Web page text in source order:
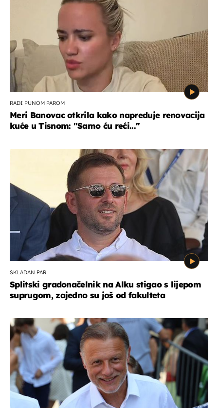
RADI PUNOM PAROM
Meri Banovac otkrila kako napreduje renovacija
kuće u Tisnom: "Samo ću reći..."
SKLADAN PAR
Splitski gradonačelnik na Alku stigao s lijepom
suprugom, zajedno su još od fakulteta